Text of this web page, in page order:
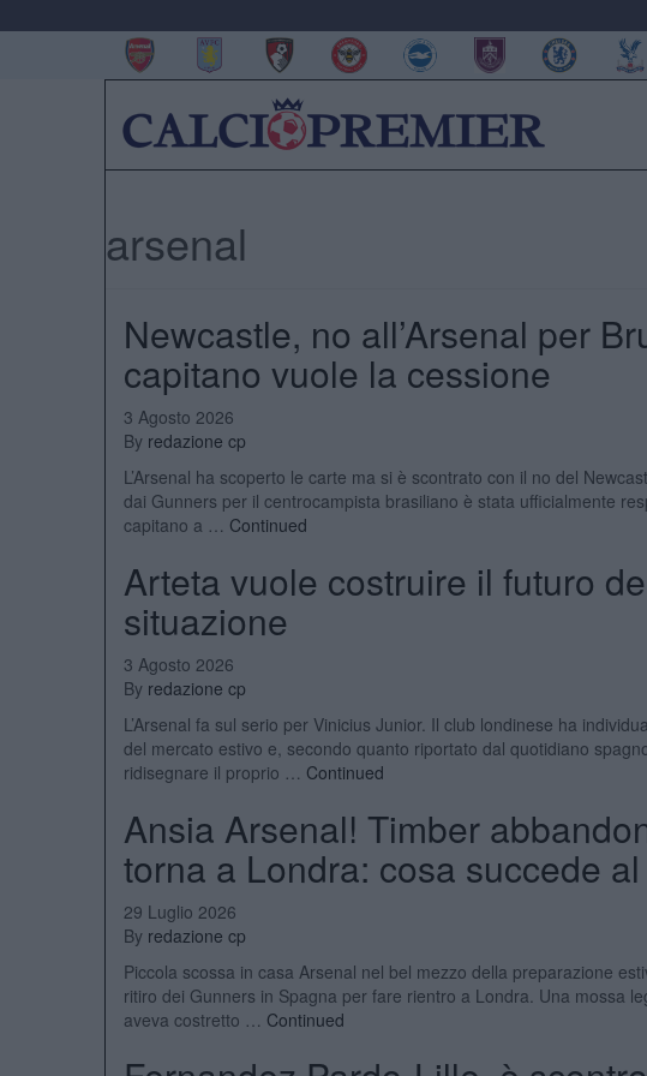
arsenal
Newcastle, no all’Arsenal per
capitano vuole la cessione
3 Agosto 2026
By redazione cp
L’Arsenal ha scoperto le carte ma si è scontrato con il no del
dai Gunners per il centrocampista brasiliano è stata ufficialmente
capitano a … Continued
Arteta vuole costruire il futuro
situazione
3 Agosto 2026
By redazione cp
L’Arsenal fa sul serio per Vinicius Junior. Il club londinese ha
del mercato estivo e, secondo quanto riportato dal quotidiano
ridisegnare il proprio … Continued
Ansia Arsenal! Timber
torna a Londra: cosa succede
29 Luglio 2026
By redazione cp
Piccola scossa in casa Arsenal nel bel mezzo della preparazione
ritiro dei Gunners in Spagna per fare rientro a Londra. Una mossa
aveva costretto … Continued